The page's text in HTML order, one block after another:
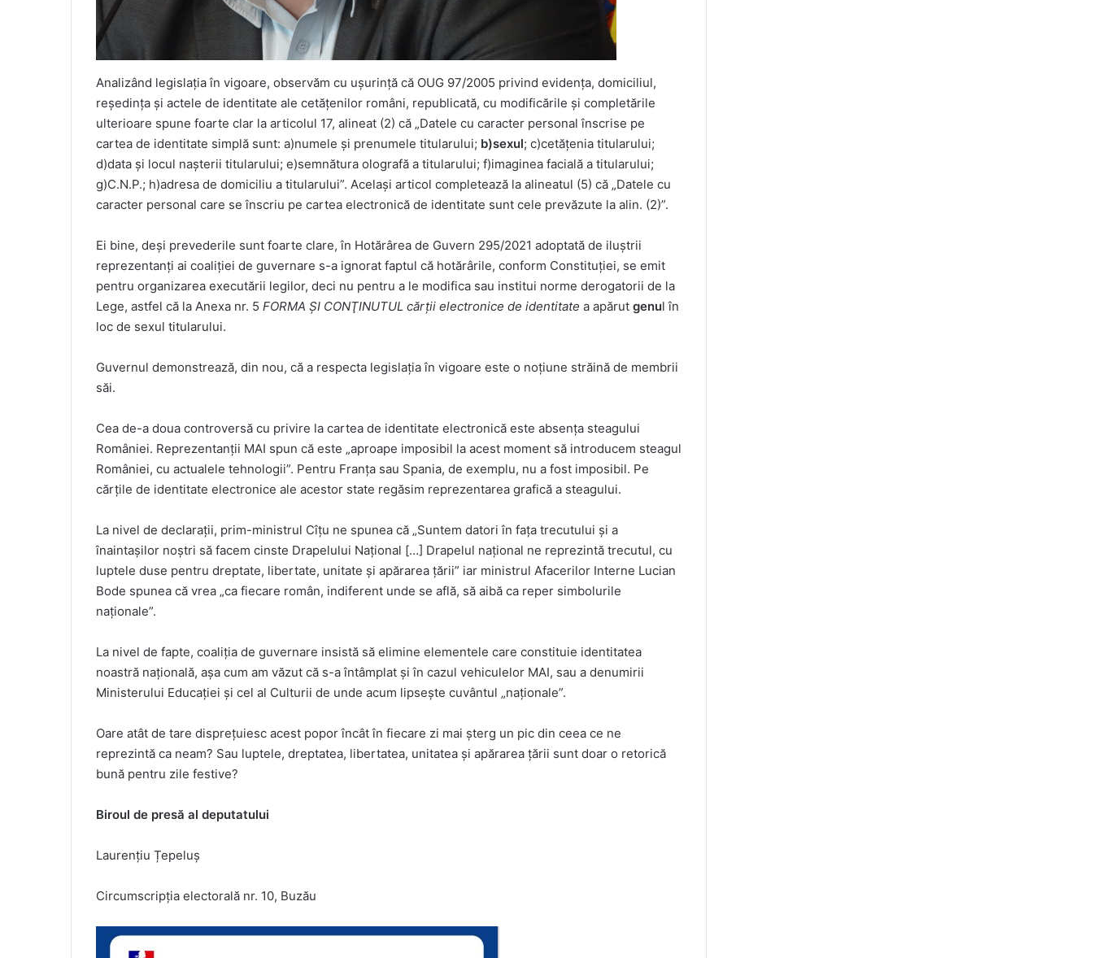
Analizând legislația în vigoare, observăm cu ușurință că OUG 97/2005 privind evidența, domiciliul,
reședința și actele de identitate ale cetățenilor români, republicată, cu modificările și completările
ulterioare spune foarte clar la articolul 17, alineat (2) că „Datele cu caracter personal înscrise pe
cartea de identitate simplă sunt: a)numele și prenumele titularului; b)sexul; c)cetățenia titularului;
d)data și locul nașterii titularului; e)semnătura olografă a titularului; f)imaginea facială a titularului;
g)C.N.P.; h)adresa de domiciliu a titularului”. Același articol completează la alineatul (5) că „Datele cu
caracter personal care se înscriu pe cartea electronică de identitate sunt cele prevăzute la alin. (2)”.
Ei bine, deși prevederile sunt foarte clare, în Hotărârea de Guvern 295/2021 adoptată de iluștrii
reprezentanți ai coaliției de guvernare s-a ignorat faptul că hotărârile, conform Constituției, se emit
pentru organizarea executării legilor, deci nu pentru a le modifica sau institui norme derogatorii de la
Lege, astfel că la Anexa nr. 5 FORMA ŞI CONŢINUTUL cărții electronice de identitate a apărut genul în
loc de sexul titularului.
Guvernul demonstrează, din nou, că a respecta legislația în vigoare este o noțiune străină de membrii
săi.
Cea de-a doua controversă cu privire la cartea de identitate electronică este absența steagului
României. Reprezentanții MAI spun că este „aproape imposibil la acest moment să introducem steagul
României, cu actualele tehnologii”. Pentru Franța sau Spania, de exemplu, nu a fost imposibil. Pe
cărțile de identitate electronice ale acestor state regăsim reprezentarea grafică a steagului.
La nivel de declarații, prim-ministrul Cîțu ne spunea că „Suntem datori în fața trecutului și a
înaintașilor noștri să facem cinste Drapelului Național […] Drapelul național ne reprezintă trecutul, cu
luptele duse pentru dreptate, libertate, unitate și apărarea țării” iar ministrul Afacerilor Interne Lucian
Bode spunea că vrea „ca fiecare român, indiferent unde se află, să aibă ca reper simbolurile
naționale”.
La nivel de fapte, coaliția de guvernare insistă să elimine elementele care constituie identitatea
noastră națională, așa cum am văzut că s-a întâmplat și în cazul vehiculelor MAI, sau a denumirii
Ministerului Educației și cel al Culturii de unde acum lipsește cuvântul „naționale”.
Oare atât de tare disprețuiesc acest popor încât în fiecare zi mai șterg un pic din ceea ce ne
reprezintă ca neam? Sau luptele, dreptatea, libertatea, unitatea și apărarea țării sunt doar o retorică
bună pentru zile festive?
Biroul de presă al deputatului
Laurențiu Țepeluș
Circumscripția electorală nr. 10, Buzău